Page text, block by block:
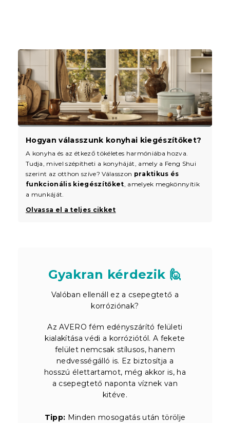
Hogyan válasszunk konyhai kiegészítőket?
A konyha és az étkező tökéletes harmóniába hozva.
Tudja, mivel szépítheti a konyháját, amely a Feng Shui
szerint az otthon szíve? Válasszon praktikus és
funkcionális kiegészítőket , amelyek megkönnyítik
a munkáját.
Olvassa el a teljes cikket
Gyakran kérdezik 🙋
Valóban ellenáll ez a csepegtető a
korróziónak?
Az AVERO fém edényszárító felületi
kialakítása védi a korróziótól. A fekete
felület nemcsak stílusos, hanem
nedvességálló is. Ez biztosítja a
hosszú élettartamot, még akkor is, ha
a csepegtető naponta víznek van
kitéve.
Tipp: Minden mosogatás után törölje